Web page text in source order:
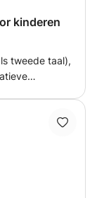
kinderen
tweede taal),
en
interactie
behoeften en